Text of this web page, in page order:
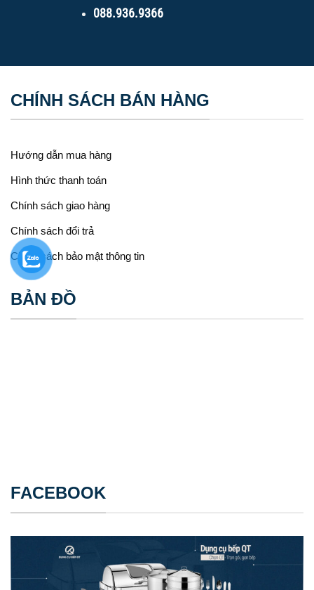
088.936.9366
CHÍNH SÁCH BÁN HÀNG
Hướng dẫn mua hàng
Hình thức thanh toán
Chính sách giao hàng
Chính sách đổi trả
Chính sách bảo mật thông tin
BẢN ĐỒ
FACEBOOK